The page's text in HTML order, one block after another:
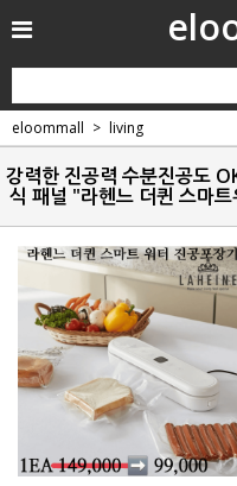
eloommall living
강력한 진공력 수분진공도
식 패널 "라헨느 더퀸 스마